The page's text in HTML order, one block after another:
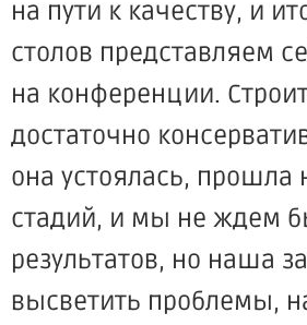
на пути к качеству, и
столов представляем
на конференции.
достаточно
она устоялась, прошла
стадий, и мы не ждем
результатов, но наша
высветить проблемы,